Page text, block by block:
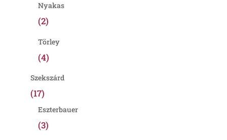
Nyakas
(2)
Törley
(4)
Szekszárd
(17)
Eszterbauer
(3)